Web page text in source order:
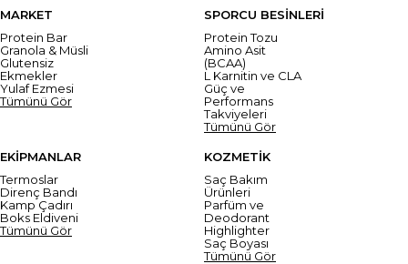
MARKET
Protein Bar
Granola & Müsli
Glutensiz
Ekmekler
Yulaf Ezmesi
Tümünü Gör
SPORCU BESİNLERİ
Protein Tozu
Amino Asit
(BCAA)
L Karnitin ve CLA
Güç ve
Performans
Takviyeleri
Tümünü Gör
EKİPMANLAR
Termoslar
Direnç Bandı
Kamp Çadırı
Boks Eldiveni
Tümünü Gör
KOZMETİK
Saç Bakım
Ürünleri
Parfüm ve
Deodorant
Highlighter
Saç Boyası
Tümünü Gör